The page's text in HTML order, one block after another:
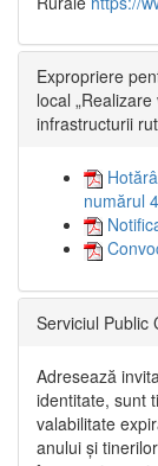
Expropriere
local
infrastructurii
numărul
Serviciul Public
Adresează
identitate, sunt
valabilitate
anului și